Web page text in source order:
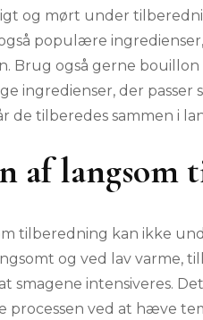
og mørt under
populære
Brug også gerne
ingredienser, der passer
de tilberedes sammen i
af langsom
tilberedning kan ikke
og ved lav varme,
smagene intensiveres.
processen ved at hæve